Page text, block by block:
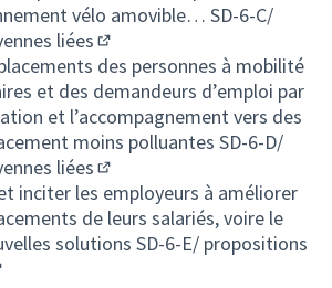
vélo amovible… SD-6-C/
liées
(S'ouvre dans un nouvel
des personnes à mobilité
et des demandeurs d’emploi par
et l’accompagnement vers des
moins polluantes SD-6-D/
liées
(S'ouvre dans un nouvel
inciter les employeurs à améliorer
de leurs salariés, voire le
solutions SD-6-E/ propositions